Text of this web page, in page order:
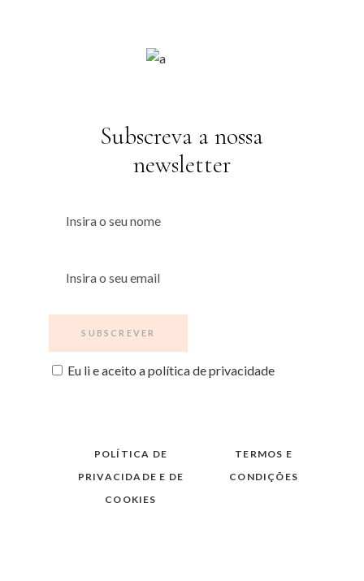
Subscreva a nossa
newsletter
Eu li e aceito a política de privacidade
POLÍTICA DE
PRIVACIDADE E DE
COOKIES
TERMOS E
CONDIÇÕES